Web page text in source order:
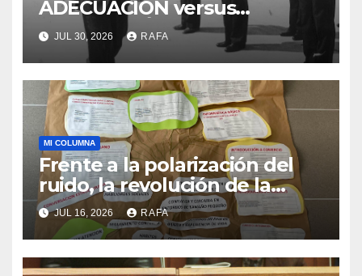
ADECUACIÓN versus
SUSTITUCIÓN
JUL 30, 2026 RAFA
MI COLUMNA
Frente a la polarización del
ruido, la revolución de la
acogida
JUL 16, 2026 RAFA